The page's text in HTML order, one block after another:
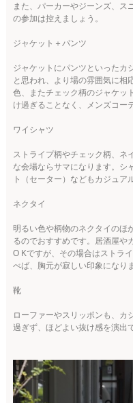
また、パーカーやジーンズ、ス
の参加は控えましょう。
ジャケット＋パンツ
ジャケットにパンツといったカ
と思われ、より場の雰囲気に相
色、またチェック柄のジャケッ
け過ぎることなく、メンズコー
ワイシャツ
ストライプ柄やチェック柄、ネ
な会場ならサマになります。シ
ト（セーター）などもカジュア
ネクタイ
明るい色や柄物のネクタイのほ
るのでおすすめです。居酒屋や
O Kですが、その場合はストラ
べば、胸元が寂しい印象になり
靴
ローファーやスリッポンも、カ
過ぎず、ほどよい抜け感を演出